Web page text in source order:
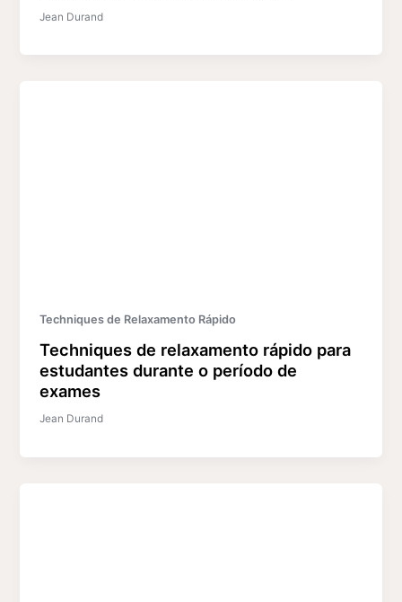
Jean Durand
Techniques de Relaxamento Rápido
Techniques de relaxamento rápido para
estudantes durante o período de
exames
Jean Durand